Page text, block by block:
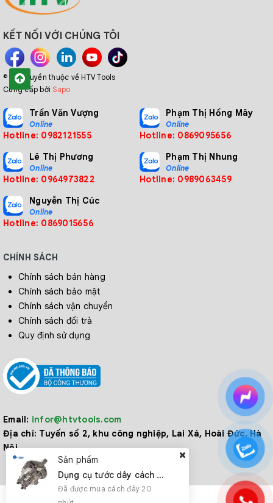
KẾT NỐI VỚI CHÚNG TÔI
© Bản quyền thuộc về HTV Tools
Cung cấp bởiSapo
Trần Văn Vượng
Online
Hotline: 0982121555
Phạm Thị Hồng Mây
Online
Hotline: 0869095656
Lê Thị Phương
Online
Hotline: 0964973822
Phạm Thị Nhung
Online
Hotline: 0989063459
Nguyễn Thị Cúc
Online
Hotline: 0869015656
CHÍNH SÁCH
Chính sách bán hàng
Chính sách bảo mật
Chính sách vận chuyển
Chính sách đổi trả
Quy định sử dụng
Email: infor@htvtools.com
Địa chỉ: Tuyến số 2, khu công nghiệp, Lai Xá, Hoài Đức, Hà
Nội
Sản phẩm
Dụng cụ tước dây cách điện
Đã được mua cách đây 20